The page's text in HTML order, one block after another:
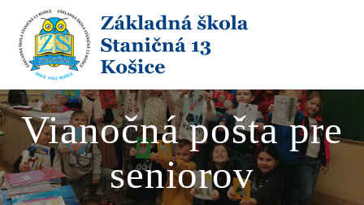
to
content
Vianočná pošta pre
seniorov